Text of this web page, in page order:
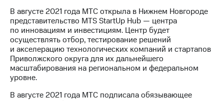
В августе 2021 года МТС открыла в Нижнем Новгороде
представительство MTS StartUp Hub — центра
по инновациям и инвестициям. Центр будет
осуществлять отбор, тестирование решений
и акселерацию технологических компаний и стартапов
Приволжского округа для их дальнейшего
масштабирования на региональном и федеральном
уровне.
В августе 2021 года МТС подписала обязывающее